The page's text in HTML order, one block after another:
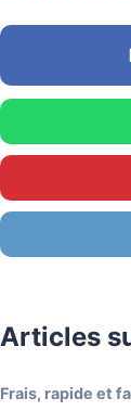
Articles
Frais, rapide et